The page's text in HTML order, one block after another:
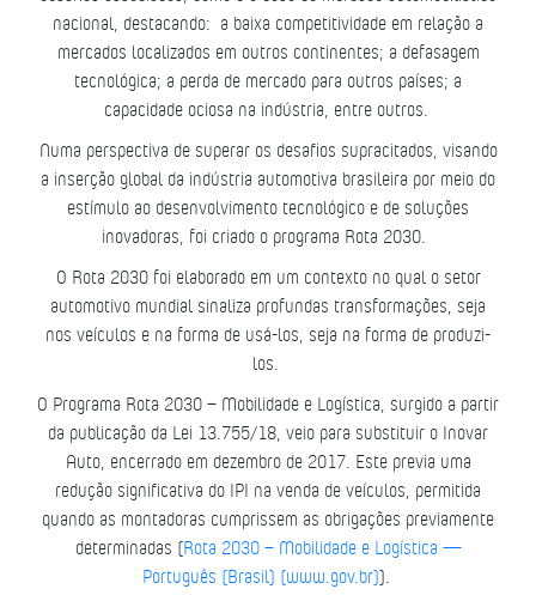
nacional, destacando: a baixa competitividade em relação a
mercados localizados em outros continentes; a defasagem
tecnológica; a perda de mercado para outros países; a
capacidade ociosa na indústria, entre outros.
Numa perspectiva de superar os desafios supracitados, visando
a inserção global da indústria automotiva brasileira por meio do
estímulo ao desenvolvimento tecnológico e de soluções
inovadoras, foi criado o programa Rota 2030.
O Rota 2030 foi elaborado em um contexto no qual o setor
automotivo mundial sinaliza profundas transformações, seja
nos veículos e na forma de usá-los, seja na forma de produzi-
los.
O Programa Rota 2030 – Mobilidade e Logística, surgido a partir
da publicação da Lei 13.755/18, veio para substituir o Inovar
Auto, encerrado em dezembro de 2017. Este previa uma
redução significativa do IPI na venda de veículos, permitida
quando as montadoras cumprissem as obrigações previamente
determinadas (Rota 2030 – Mobilidade e Logística —
Português (Brasil) (www.gov.br)).